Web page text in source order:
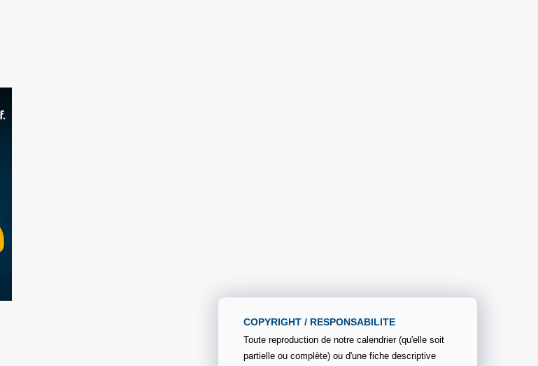
COPYRIGHT / RESPONSABILITE
Toute reproduction de notre calendrier (qu'elle soit
partielle ou complète) ou d'une fiche descriptive